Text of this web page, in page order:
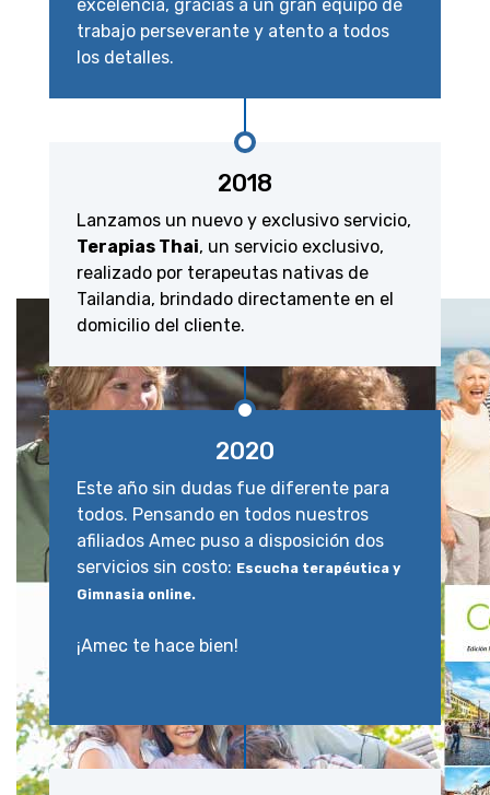
excelencia, gracias a un gran equipo de
trabajo perseverante y atento a todos
los detalles.
2018
Lanzamos un nuevo y exclusivo servicio,
Terapias Thai, un servicio exclusivo,
realizado por terapeutas nativas de
Tailandia, brindado directamente en el
domicilio del cliente.
2020
Este año sin dudas fue diferente para
todos. Pensando en todos nuestros
afiliados Amec puso a disposición dos
servicios sin costo: Escucha terapéutica y
Gimnasia online.
¡Amec te hace bien!